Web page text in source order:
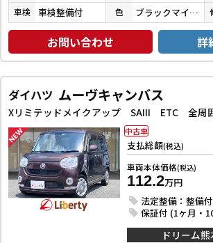
車検 車検整備付 色 ブラックマイカメタリック
お問い合わせ 詳
ダイハツ ムーヴキャンバス
支払総額(税込)
車両本体価格(税込)
112.2万円
法定整備：整備付
保証付 (1ヶ月・
中古車
ドリーム